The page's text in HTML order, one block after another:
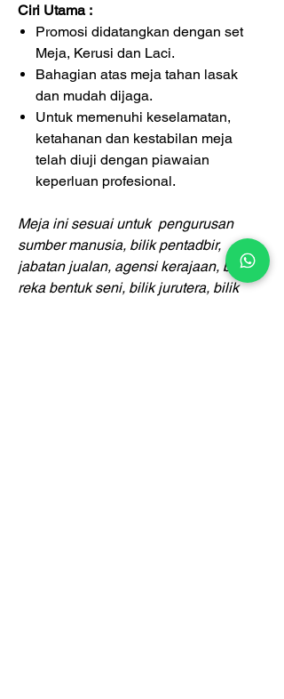
Ciri Utama :
Promosi didatangkan dengan set
Meja, Kerusi dan Laci.
Bahagian atas meja tahan lasak
dan mudah dijaga.
Untuk memenuhi keselamatan,
ketahanan dan kestabilan meja
telah diuji dengan piawaian
keperluan profesional.
Meja ini sesuai untuk pengurusan
sumber manusia, bilik pentadbir,
jabatan jualan, agensi kerajaan, bilik
reka bentuk seni, bilik jurutera, bilik